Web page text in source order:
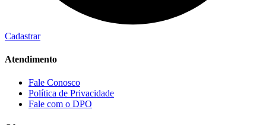
Cadastrar
Atendimento
Fale Conosco
Política de Privacidade
Fale com o DPO